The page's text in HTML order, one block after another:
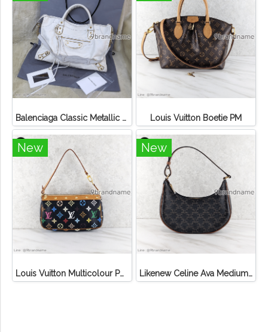
Balenciaga Classic Metallic Edge City Bag Louis Vuitton Boetie PM
New
Louis Vuitton Multicolour Pochette Canvas
New
Likenew Celine Ava Medium Triomphe Canvas